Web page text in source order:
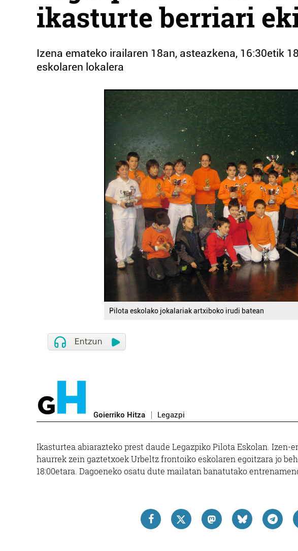
ikasturte berriari
Izena emateko irailaren 18an, asteazkena, 16:30etik
eskolaren lokalera
Pilota eskolako jokalariak artxiboko irudi batean
Goierriko Hitza Legazpi
Ikasturtea abiarazteko prest daude Legazpiko Pilota Eskolan.
haurrek zein gaztetxoek Urbeltz frontoiko eskolaren egoitzara jo
18:00etara. Dagoeneko osatu dute mailatan banatutako